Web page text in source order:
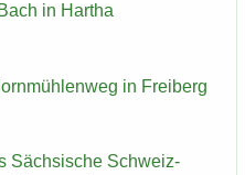
in Har­tha
in Frei­berg
Säch­si­sche Schweiz-​